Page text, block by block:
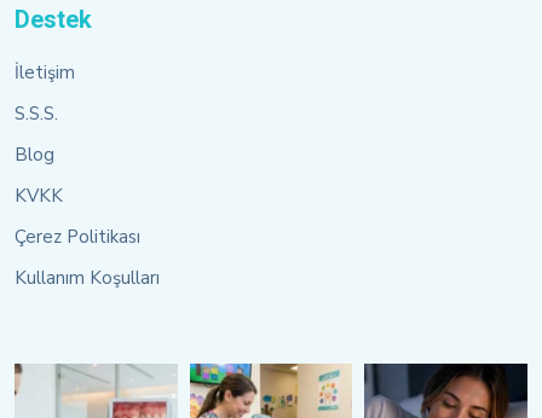
Destek
İletişim
S.S.S.
Blog
KVKK
Çerez Politikası
Kullanım Koşulları